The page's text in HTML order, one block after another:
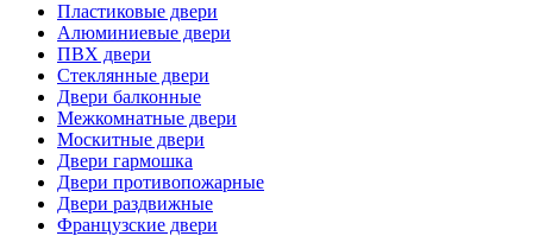
Пластиковые двери
Алюминиевые двери
ПВХ двери
Стеклянные двери
Двери балконные
Межкомнатные двери
Москитные двери
Двери гармошка
Двери противопожарные
Двери раздвижные
Французские двери